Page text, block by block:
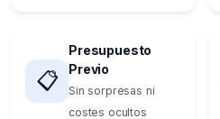
📋
Presupuesto
Previo
Sin sorpresas ni
costes ocultos